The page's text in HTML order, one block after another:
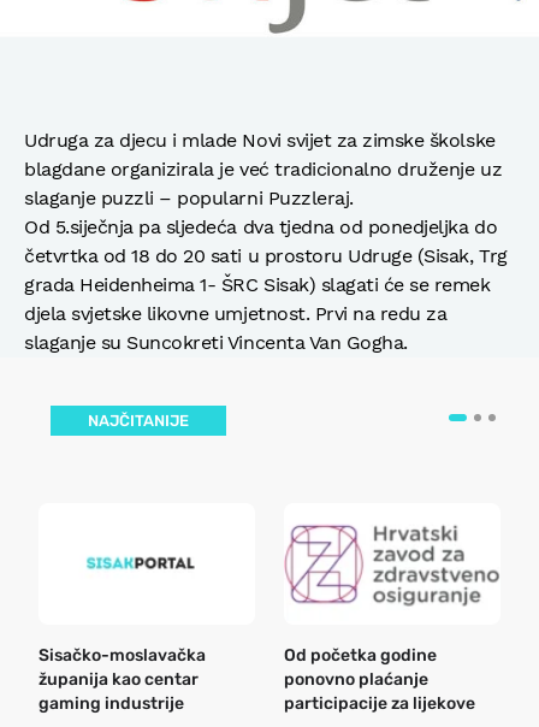
Udruga za djecu i mlade Novi svijet za zimske školske
blagdane organizirala je već tradicionalno druženje uz
slaganje puzzli – popularni Puzzleraj.
Od 5.siječnja pa sljedeća dva tjedna od ponedjeljka do
četvrtka od 18 do 20 sati u prostoru Udruge (Sisak, Trg
grada Heidenheima 1- ŠRC Sisak) slagati će se remek
djela svjetske likovne umjetnost. Prvi na redu za
slaganje su Suncokreti Vincenta Van Gogha.
NAJČITANIJE
Sisačko-moslavačka
županija kao centar
gaming industrije
Od početka godine
ponovno plaćanje
participacije za lijekove